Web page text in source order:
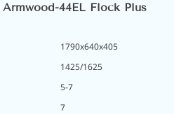
44EL Flock Plus
1790х640х405
1425/1625
5-7
7